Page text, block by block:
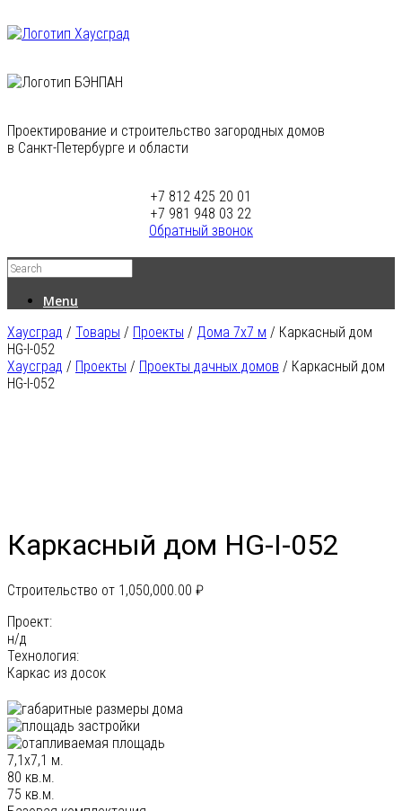
Проектирование и строительство загородных домов
в Санкт-Петербурге и области
+7 812 425 20 01
+7 981 948 03 22
Обратный звонок
Menu
Хаусград / Товары / Проекты / Дома 7х7 м / Каркасный дом
HG-I-052
Хаусград / Проекты / Проекты дачных домов / Каркасный дом
HG-I-052
Каркасный дом HG-I-052
Строительство от 1,050,000.00 ₽
Проект:
н/д
Технология:
Каркас из досок
7,1x7,1 м.
80 кв.м.
75 кв.м.